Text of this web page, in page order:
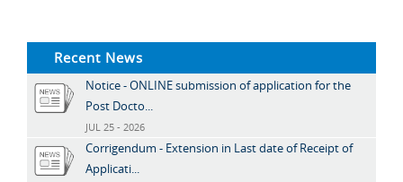
Recent News
Notice - ONLINE submission of application for the
Post Docto...
JUL 25 - 2026
Corrigendum - Extension in Last date of Receipt of
Applicati...